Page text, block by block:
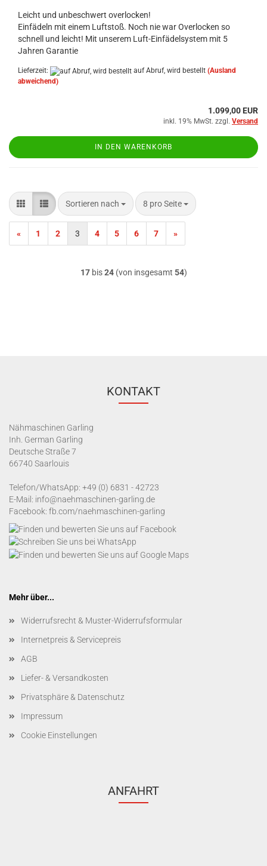
Leicht und unbeschwert overlocken!
Einfädeln mit einem Luftstoß. Noch nie war Overlocken so
schnell und leicht! Mit unserem Luft-Einfädelsystem mit 5
Jahren Garantie
Lieferzeit: auf Abruf, wird bestellt (Ausland
abweichend)
1.099,00 EUR
inkl. 19% MwSt. zzgl. Versand
IN DEN WARENKORB
Sortieren nach
Sortieren nach 8 pro Seite
pro Seite
« 1 2 3 4 5 6 7 »
17bis24(von insgesamt 54)
KONTAKT
Nähmaschinen Garling
Inh. German Garling
Deutsche Straße 7
66740 Saarlouis
Telefon/WhatsApp: +49 (0) 6831 - 42723
E-Mail: info@naehmaschinen-garling.de
Facebook: fb.com/naehmaschinen-garling
Mehr über...
Widerrufsrecht & Muster-Widerrufsformular
Internetpreis & Servicepreis
AGB
Liefer- & Versandkosten
Privatsphäre & Datenschutz
Impressum
Cookie Einstellungen
ANFAHRT